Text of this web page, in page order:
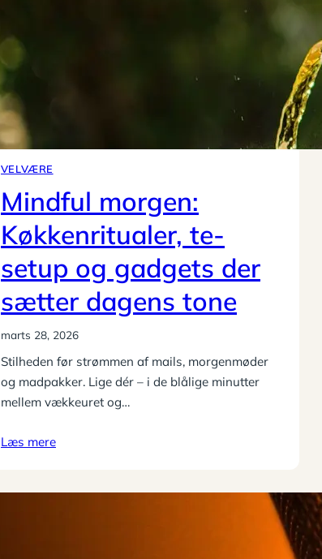
VELVÆRE
Mindful morgen:
Køkkenritualer, te-
setup og gadgets der
sætter dagens tone
marts 28, 2026
Stilheden før strømmen af mails, morgenmøder
og madpakker. Lige dér – i de blålige minutter
mellem vækkeuret og…
Læs mere